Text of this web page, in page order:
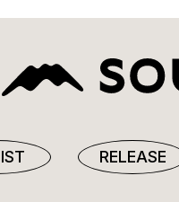
RELEASE